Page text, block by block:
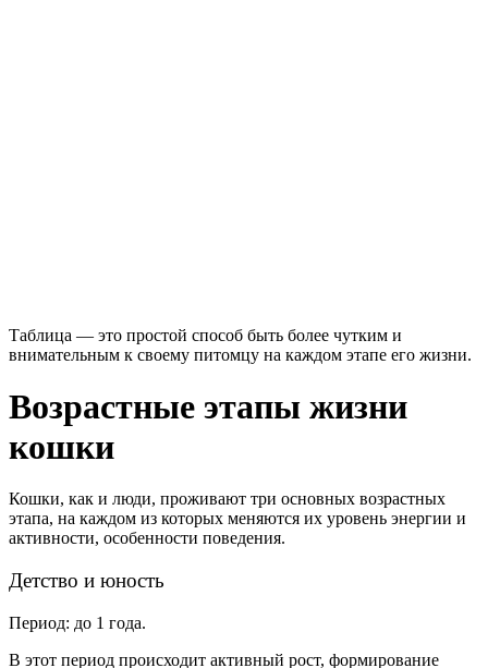
Таблица — это простой способ быть более чутким и
внимательным к своему питомцу на каждом этапе его жизни.
Возрастные этапы жизни
кошки
Кошки, как и люди, проживают три основных возрастных
этапа, на каждом из которых меняются их уровень энергии и
активности, особенности поведения.
Детство и юность
Период: до 1 года.
В этот период происходит активный рост, формирование